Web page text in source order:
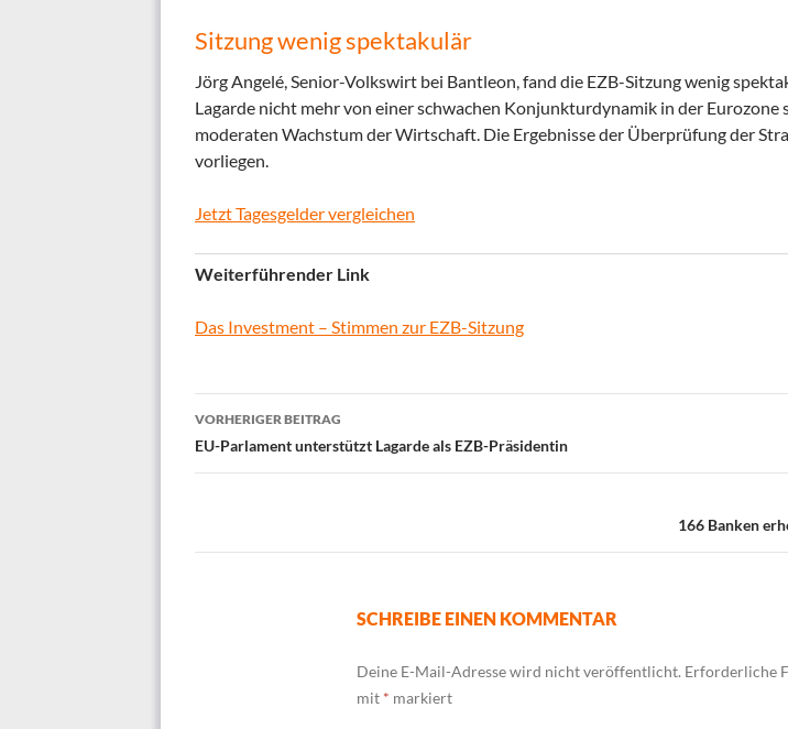
Sitzung wenig spektakulär
Jörg Angelé, Senior-Volkswirt bei Bantleon, fand die EZB-Sitzung wenig
Lagarde nicht mehr von einer schwachen Konjunkturdynamik in der Eurozone
moderaten Wachstum der Wirtschaft. Die Ergebnisse der Überprüfung der
vorliegen.
Jetzt Tagesgelder vergleichen
Weiterführender Link
Das Investment – Stimmen zur EZB-Sitzung
Beitrags-
Navigation
VORHERIGER BEITRAG
EU-Parlament unterstützt Lagarde als EZB-Präsidentin
166 Banken
SCHREIBE EINEN KOMMENTAR
Deine E-Mail-Adresse wird nicht veröffentlicht. Erforderliche
mit * markiert